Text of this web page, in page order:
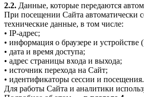
2.2. Данные, которые передаются
При посещении Сайта автоматически
технические данные, в том числе:
• IP-адрес;
• информация о браузере и устройстве
• дата и время доступа;
• адрес страницы входа и выхода;
• источник перехода на Сайт;
• идентификаторы сессии и посещения.
Для работы Сайта и аналитики